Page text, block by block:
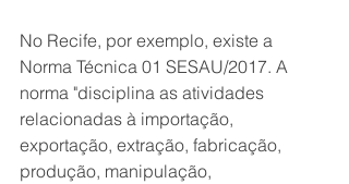
No Recife, por exemplo, existe a
Norma Técnica 01 SESAU/2017. A
norma "disciplina as atividades
relacionadas à importação,
exportação, extração, fabricação,
produção, manipulação,